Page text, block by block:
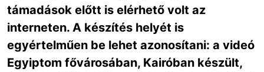
támadások előtt is elérhető volt az
interneten. A készítés helyét is
egyértelműen be lehet azonosítani: a videó
Egyiptom fővárosában, Kairóban készült,